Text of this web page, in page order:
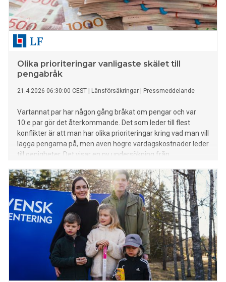
Olika prioriteringar vanligaste skälet till
pengabråk
21.4.2026 06:30:00 CEST Länsförsäkringar Pressmeddelande
Vartannat par har någon gång bråkat om pengar och var
10:e par gör det återkommande. Det som leder till flest
konflikter är att man har olika prioriteringar kring vad man vill
lägga pengarna på, men även högre vardagskostnader leder
till oenigheter. Det visar en ny undersökning från
trygghet för framtiden är båda rimliga perspektiv, men utan
en gemensam plan riskerar det att skapa konflikter. När
vardagskostnaderna dessutom ökar blir det ännu lättare att
små saker blir till bråk, säger Stefan Westerberg,
Länsförsäkringars privatekonom.